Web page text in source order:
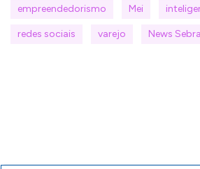
empreendedorismo Mei
redes sociais varejo News